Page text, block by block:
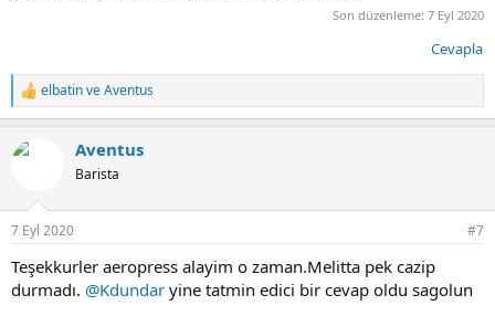
Son düzenleme: 7 Eyl 2020
Cevapla
T
e
k
elbatinveAventus
Aventus
Barista
7 Eyl 2020 #7
Teşekkurler aeropress alayim o zaman.Melitta pek cazip
durmadı. @Kdundar yine tatmin edici bir cevap oldu sagolun